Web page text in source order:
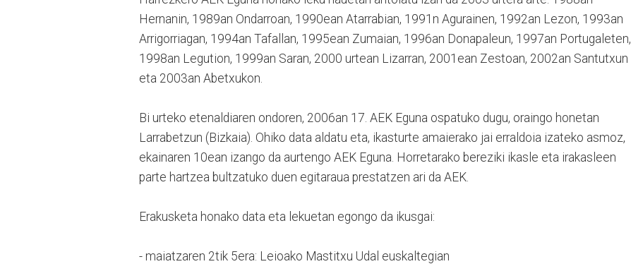
Hernanin, 1989an Ondarroan, 1990ean Atarrabian, 1991n Agurainen, 1992an Lezon, 1993an
Arrigorriagan, 1994an Tafallan, 1995ean Zumaian, 1996an Donapaleun, 1997an Portugaleten,
1998an Legution, 1999an Saran, 2000 urtean Lizarran, 2001ean Zestoan, 2002an Santutxun
eta 2003an Abetxukon.
Bi urteko etenaldiaren ondoren, 2006an 17. AEK Eguna ospatuko dugu, oraingo honetan
Larrabetzun (Bizkaia). Ohiko data aldatu eta, ikasturte amaierako jai erraldoia izateko asmoz,
ekainaren 10ean izango da aurtengo AEK Eguna. Horretarako bereziki ikasle eta irakasleen
parte hartzea bultzatuko duen egitaraua prestatzen ari da AEK.
Erakusketa honako data eta lekuetan egongo da ikusgai:
- maiatzaren 2tik 5era: Leioako Mastitxu Udal euskaltegian